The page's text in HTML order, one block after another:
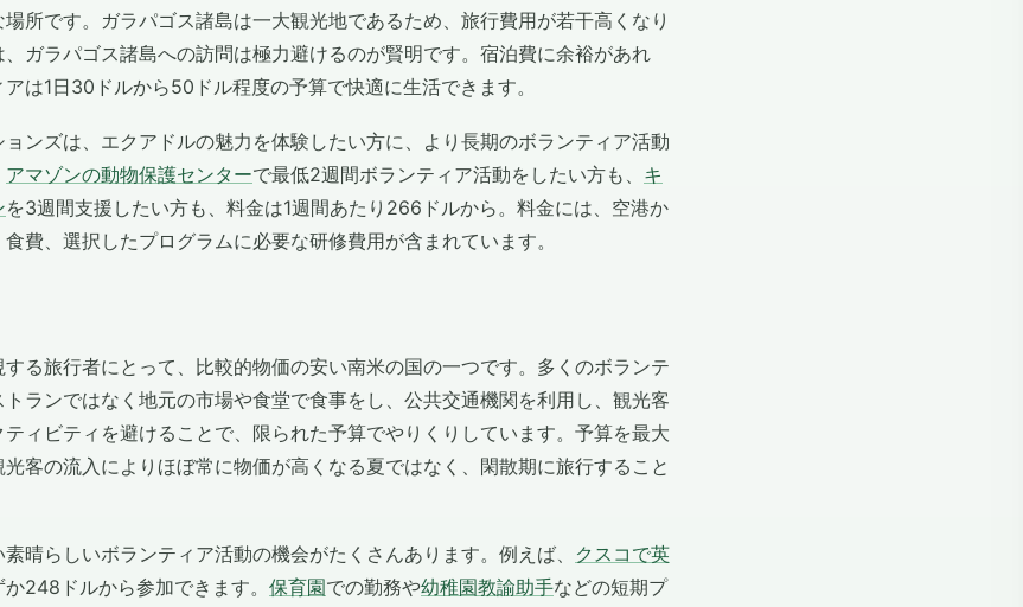
所です。ガラパゴス諸島は一大観光地であるため、旅行費用が若干高くなり
ガラパゴス諸島への訪問は極力避けるのが賢明です。宿泊費に余裕があれ
は1日30ドルから50ドル程度の予算で快適に生活できます。
ンズは、エクアドルの魅力を体験したい方に、より長期のボランティア活動
アマゾンの動物保護センターで最低2週間ボランティア活動をしたい方も、 キ
を3週間支援したい方も、料金は1週間あたり266ドルから。料金には、空港か
費、選択したプログラムに必要な研修費用が含まれています。
る旅行者にとって、比較的物価の安い南米の国の一つです。多くのボランテ
ランではなく地元の市場や食堂で食事をし、公共交通機関を利用し、観光客
ィビティを避けることで、限られた予算でやりくりしています。予算を最大
客の流入によりほぼ常に物価が高くなる夏ではなく、閑散期に旅行すること
晴らしいボランティア活動の機会がたくさんあります。例えば、 クスコで英
か248ドルから参加できます。 保育園での勤務や幼稚園教諭助手などの短期プ